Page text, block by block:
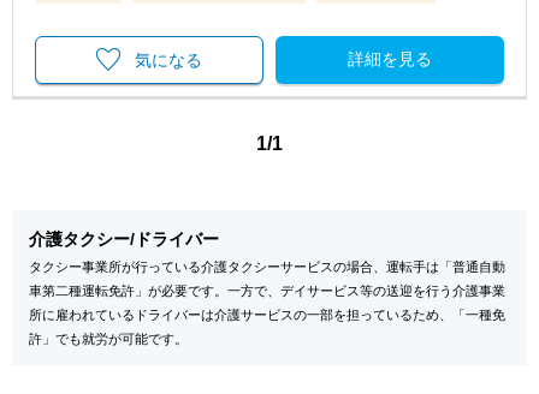
詳細を見る
気になる
1/1
介護タクシー/ドライバー
タクシー事業所が行っている介護タクシーサービスの場合、運転手は「普通自動
車第二種運転免許」が必要です。一方で、デイサービス等の送迎を行う介護事業
所に雇われているドライバーは介護サービスの一部を担っているため、「一種免
許」でも就労が可能です。